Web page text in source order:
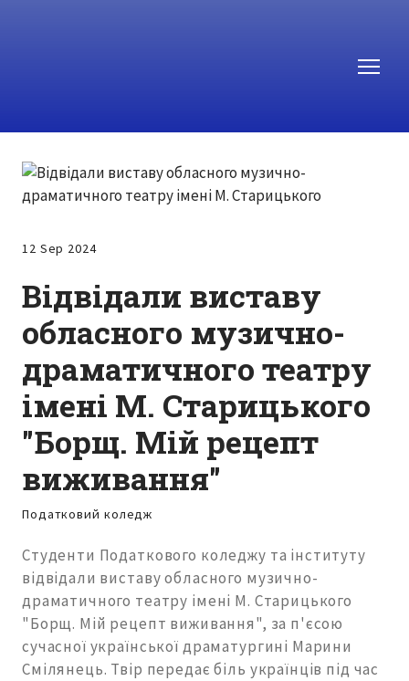
12 Sep 2024
Відвідали виставу
обласного музично-
драматичного театру
імені М. Старицького
"Борщ. Мій рецепт
виживання"
Податковий коледж
Студенти Податкового коледжу та інституту
відвідали виставу обласного музично-
драматичного театру імені М. Старицького
"Борщ. Мій рецепт виживання", за п'єсою
сучасної української драматургині Марини
Смілянець. Твір передає біль українців під час